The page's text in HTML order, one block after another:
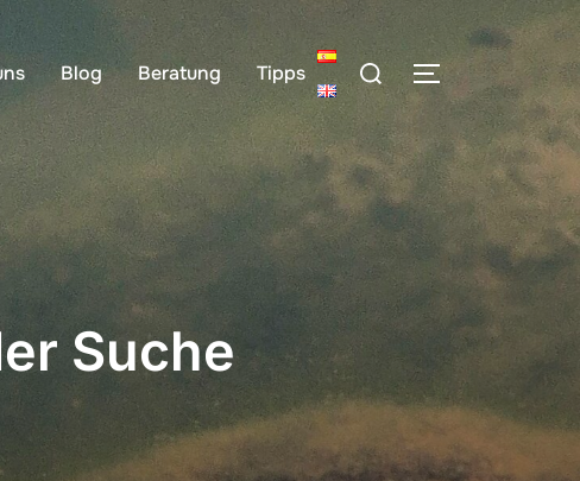
Blog Beratung Tipps
Search
for:
TOGGLE
Suche